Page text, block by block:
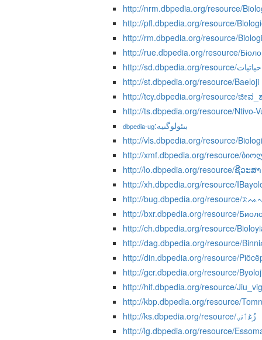
http://nrm.dbpedia.org/resource/
http://pfl.dbpedia.org/resource/
http://rm.dbpedia.org/resource/
http://rue.dbpedia.org/resource/
http://sd.dbpedia.org/resource/حياتيات
http://st.dbpedia.org/resource/Baeloji
http://tcy.dbpedia.org/resource/
http://ts.dbpedia.org/resource/Ntivo-
dbpedia-ug :بىئولوگىيە
http://vls.dbpedia.org/resource/
http://xmf.dbpedia.org/resource/
http://lo.dbpedia.org/resource/ຊີວະສ
http://xh.dbpedia.org/resource/
http://bug.dbpedia.org/resource/
http://bxr.dbpedia.org/resource/
http://ch.dbpedia.org/resource/
http://dag.dbpedia.org/resource/
http://din.dbpedia.org/resource/
http://gcr.dbpedia.org/resource/
http://hif.dbpedia.org/resource/
http://kbp.dbpedia.org/resource/
http://ks.dbpedia.org/resource/زُغٲنؠ
http://lg.dbpedia.org/resource/